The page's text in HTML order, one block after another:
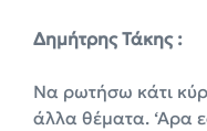
Δημήτρης Τάκης :
Να ρωτήσω κάτι
άλλα θέματα. ‘Αρα